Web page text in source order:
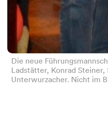
Die neue
Ladstätter, Konrad
Unterwurzacher. Nicht im